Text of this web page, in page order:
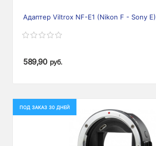
Адаптер Viltrox NF-E1 (Nikon F - Sony E)
589,90 руб.
ПОД ЗАКАЗ 30 ДНЕЙ